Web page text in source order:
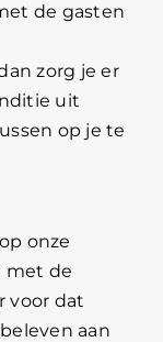
de gasten
zorg je er
uit
op je te
onze
met de
voor dat
aan